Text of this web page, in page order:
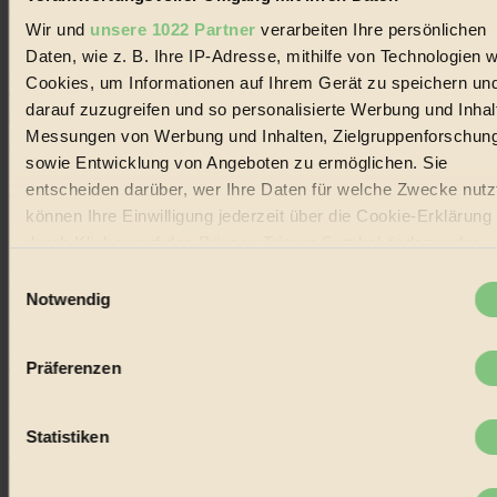
Wir und unsere 1022 Partner verarbeiten Ihre persönlichen
Daten, wie z. B. Ihre IP-Adresse, mithilfe von Technologien
Cookies, um Informationen auf Ihrem Gerät zu speichern
darauf zuzugreifen und so personalisierte Werbung und
Messungen von Werbung und Inhalten,
sowie Entwicklung von Angeboten zu ermöglichen. Sie
entscheiden darüber, wer Ihre Daten für welche Zwecke
können Ihre Einwilligung jederzeit über die Cookie-Erklärung
Informationen über Ihre geografische Lage erfassen,
welche bis auf einige Meter genau sein können
Merkmalen (Fingerprinting) identifizieren
Notwendig
Präferenzen
Statistiken
alternativer Energien.
Social Media
22.601 Fans auf Facebook
3.415 Follower auf Twitter
Folge uns auf Instagram
Themen
Bio
Vegan